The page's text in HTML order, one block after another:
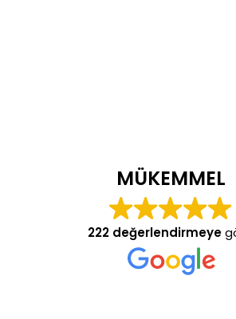
MÜKEMMEL
222 değerlendirmeye